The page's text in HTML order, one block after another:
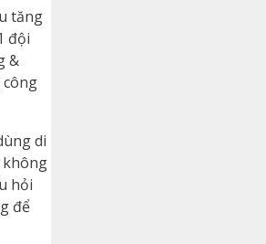
tăng
đội
&
di
không
hỏi
để